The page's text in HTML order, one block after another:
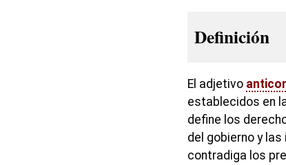
Definición
El adjetivo
establecidos en
define los
del gobierno y
contradiga los